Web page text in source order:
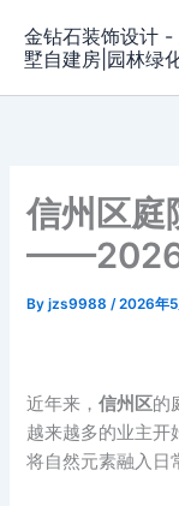
content
金钻石装饰设计
墅自建房|园林绿
信州区庭
——2026
Byjzs9988/2026年5
近年来，信州区的
越来越多的业主开
将自然元素融入日